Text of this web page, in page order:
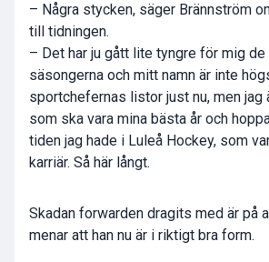
– Några stycken, säger Brännström
till tidningen.
– Det har ju gått lite tyngre för mig
säsongerna och mitt namn är inte
sportchefernas listor just nu, men jag
som ska vara mina bästa år och
tiden jag hade i Luleå Hockey, som
karriär. Så här långt.
Skadan forwarden dragits med är på
menar att han nu är i riktigt bra form.